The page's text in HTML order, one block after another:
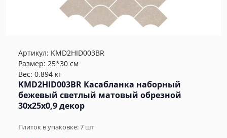
Артикул: KMD2HID003BR
Размер: 25*30 см
Вес: 0.894 кг
KMD2HID003BR Касабланка наборный
бежевый светлый матовый обрезной
30x25x0,9 декор
Плиток в упаковке:7 шт